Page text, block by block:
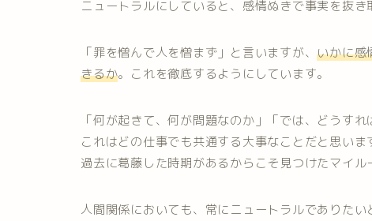
ニュートラルにしていると、感情ぬきで事実を抜き
「罪を憎んで人を憎まず」と言いますが、いかに感
きるか。これを徹底するようにしています。
「何が起きて、何が問題なのか」「では、どうすれ
これはどの仕事でも共通する大事なことだと思いま
過去に葛藤した時期があるからこそ見つけたマイル
人間関係においても、常にニュートラルでありたい